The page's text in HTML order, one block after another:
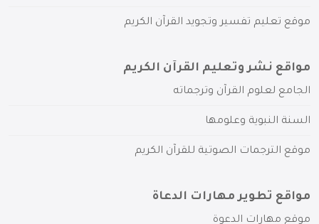
موقع تعليم تفسير وتجويد القرآن الكريم
مواقع نشر وتعليم القرآن الكريم
الجامع لعلوم القرآن وترجماته
السنة النبوية وعلومها
موقع الترجمات الصوتية للقرآن الكريم
مواقع تطوير مهارات الدعاة
موقع مهارات الدعوة